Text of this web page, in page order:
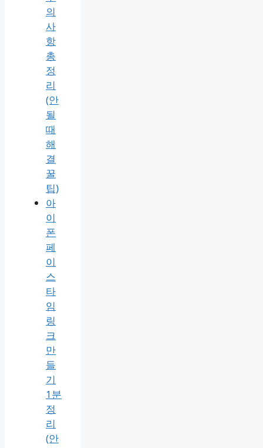
의
사
항
총
정
리
(안
될
때
해
결
꿀
팁)
아
이
폰
페
이
스
타
임
링
크
만
들
기
1분
정
리
(안